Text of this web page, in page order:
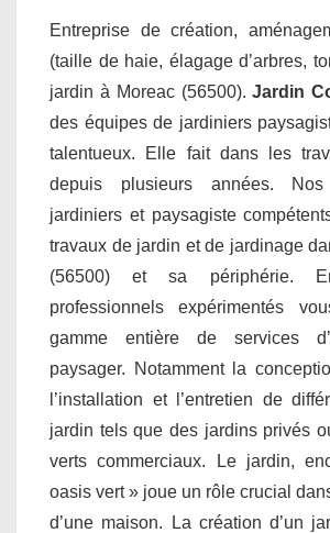
Entreprise de création,
(taille de haie, élagage d’arbres,
jardin à Moreac (56500).Jardin
des équipes de jardiniers
talentueux. Elle fait dans les
depuis plusieurs années.
jardiniers et paysagiste
travaux de jardin et de jardinage
(56500) et sa périphérie.
professionnels expérimentés
gamme entière de services
paysager. Notamment la
l’installation et l’entretien de
jardin tels que des jardins privés
verts commerciaux. Le jardin,
oasis vert » joue un rôle crucial
d’une maison. La création d’un